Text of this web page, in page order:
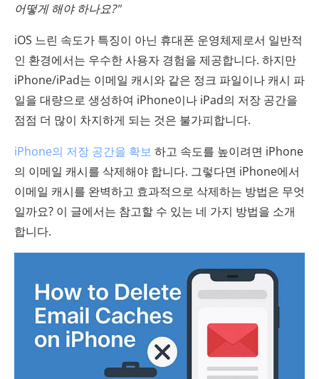
어떻게 해야 하나요?"
iOS 느린 속도가 특징이 아닌 휴대폰 운영체제로서 일반적
인 환경에서는 우수한 사용자 경험을 제공합니다. 하지만
iPhone/iPad는 이메일 캐시와 같은 정크 파일이나 캐시 파
일을 대량으로 생성하여 iPhone이나 iPad의 저장 공간을
점점 더 많이 차지하게 되는 것은 불가피합니다.
iPhone의 저장 공간을 확보 하고 속도를 높이려면 iPhone
의 이메일 캐시를 삭제해야 합니다. 그렇다면 iPhone에서
이메일 캐시를 완벽하고 효과적으로 삭제하는 방법은 무엇
일까요? 이 글에서는 참고할 수 있는 네 가지 방법을 소개
합니다.